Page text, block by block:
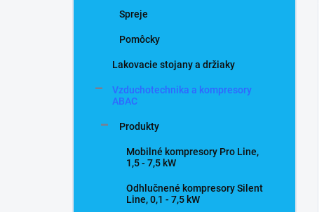
Spreje
Pomôcky
Lakovacie stojany a držiaky
Vzduchotechnika a kompresory
ABAC
Produkty
Mobilné kompresory Pro Line,
1,5 - 7,5 kW
Odhlučnené kompresory Silent
Line, 0,1 - 7,5 kW